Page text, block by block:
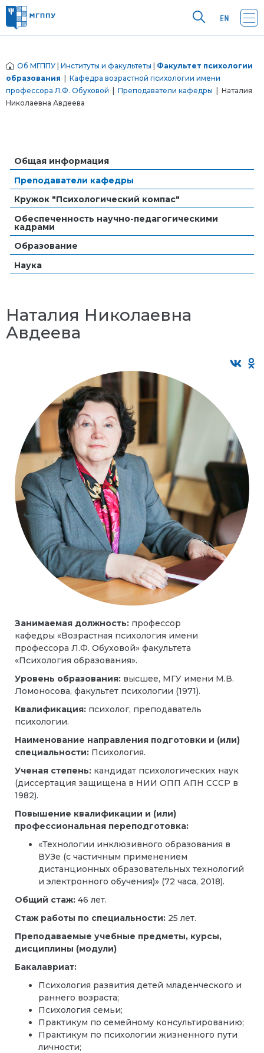
Об МГППУ Институты и факультеты
Факультет психологии
образования
Кафедра возрастной психологии имени
профессора Л.Ф. Обуховой
Преподаватели кафедры | Наталия
Николаевна Авдеева
Общая информация
Преподаватели кафедры
Кружок "Психологический компас"
Обеспеченность научно-педагогическими
кадрами
Образование
Наука
Наталия Николаевна
Авдеева
Занимаемая должность: профессор
кафедры «Возрастная психология имени
профессора Л.Ф. Обуховой» факультета
«Психология образования».
Уровень образования: высшее, МГУ имени М.В.
Ломоносова, факультет психологии (1971).
Квалификация: психолог, преподаватель
психологии.
Наименование направления подготовки и (или)
специальности: Психология.
Ученая степень: кандидат психологических наук
(диссертация защищена в НИИ ОПП АПН СССР в
1982).
Повышение квалификации и (или)
профессиональная переподготовка:
«Технологии инклюзивного образования в
ВУЗе (с частичным применением
дистанционных образовательных технологий
и электронного обучения)» (72 часа, 2018).
Общий стаж: 46 лет.
Стаж работы по специальности: 25 лет.
Преподаваемые учебные предметы, курсы,
дисциплины (модули)
Бакалавриат:
Психология развития детей младенческого и
раннего возраста;
Психология семьи;
Практикум по семейному консультированию;
Практикум по психологии жизненного пути
личности;